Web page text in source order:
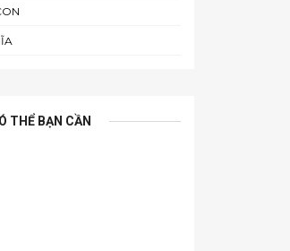
THỂ BẠN CẦN